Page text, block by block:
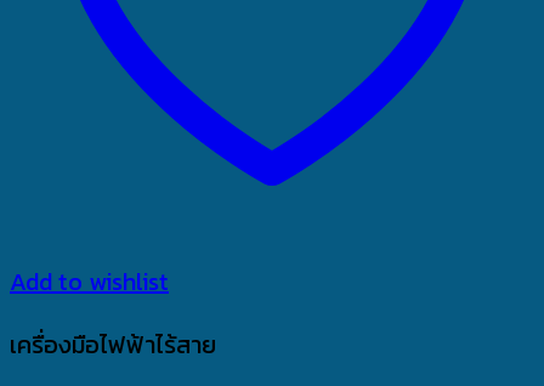
Add to wishlist
เครื่องมือไฟฟ้าไร้สาย